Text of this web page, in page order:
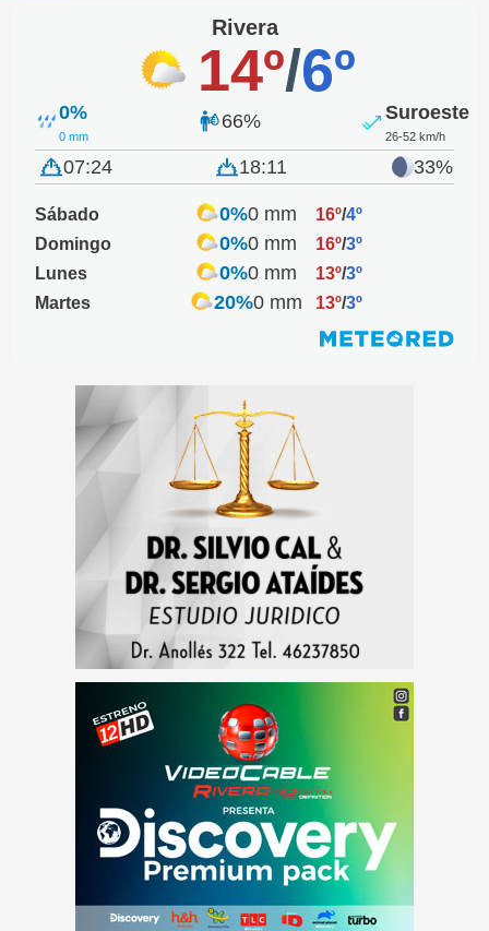
Rivera
14º/6º
0%
0 mm
66% Suroeste
26-52 km/h
07:24 18:11 33%
Sábado 0%0 mm 16º/4º
Domingo
0%0 mm 16º/3º
Lunes
0%0 mm 13º/3º
Martes
20%0 mm 13º/3º